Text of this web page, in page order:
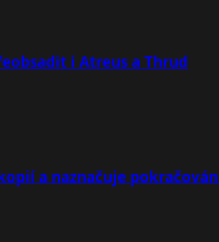
i Atreus a Thrud
a naznačuje